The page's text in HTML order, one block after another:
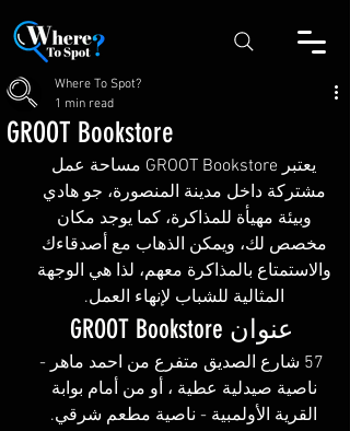
GROOT Bookstore
Where To Spot?
1 min read
يعتبر GROOT Bookstore مساحة عمل
مشتركة داخل مدينة المنصورة، جو هادي
وبيئة مهيأة للمذاكرة، كما يوجد مكان
مخصص لك، ويمكن الذهاب مع أصدقاءك
والاستمتاع بالمذاكرة معهم، لذا هي الوجهة
المثالية للشباب لإنهاء العمل.
عنوان GROOT Bookstore
57 شارع الصديق متفرع من احمد ماهر -
ناصية صيدلية عطية ، أو من أمام بوابة
القرية الأولمبية - ناصية مطعم شرقي.